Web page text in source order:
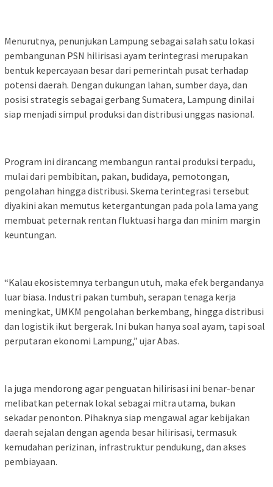
Menurutnya, penunjukan Lampung sebagai salah satu lokasi
pembangunan PSN hilirisasi ayam terintegrasi merupakan
bentuk kepercayaan besar dari pemerintah pusat terhadap
potensi daerah. Dengan dukungan lahan, sumber daya, dan
posisi strategis sebagai gerbang Sumatera, Lampung dinilai
siap menjadi simpul produksi dan distribusi unggas nasional.
Program ini dirancang membangun rantai produksi terpadu,
mulai dari pembibitan, pakan, budidaya, pemotongan,
pengolahan hingga distribusi. Skema terintegrasi tersebut
diyakini akan memutus ketergantungan pada pola lama yang
membuat peternak rentan fluktuasi harga dan minim margin
keuntungan.
“Kalau ekosistemnya terbangun utuh, maka efek bergandanya
luar biasa. Industri pakan tumbuh, serapan tenaga kerja
meningkat, UMKM pengolahan berkembang, hingga distribusi
dan logistik ikut bergerak. Ini bukan hanya soal ayam, tapi soal
perputaran ekonomi Lampung,” ujar Abas.
Ia juga mendorong agar penguatan hilirisasi ini benar-benar
melibatkan peternak lokal sebagai mitra utama, bukan
sekadar penonton. Pihaknya siap mengawal agar kebijakan
daerah sejalan dengan agenda besar hilirisasi, termasuk
kemudahan perizinan, infrastruktur pendukung, dan akses
pembiayaan.